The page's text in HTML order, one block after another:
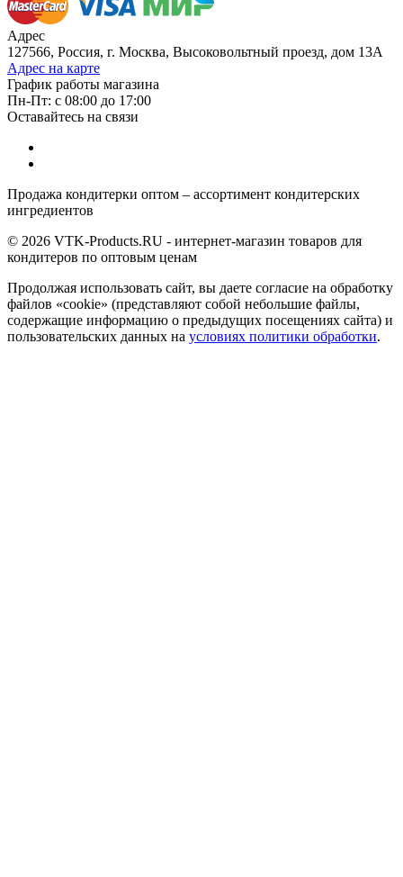
Адрес
127566, Россия, г. Москва, Высоковольтный проезд, дом 13А
Адрес на карте
График работы магазина
Пн-Пт: с 08:00 до 17:00
Оставайтесь на связи
Продажа кондитерки оптом – ассортимент кондитерских
ингредиентов
© 2026 VTK-Products.RU - интернет-магазин товаров для
кондитеров по оптовым ценам
Продолжая использовать сайт, вы даете согласие на обработку
файлов «cookie» (представляют собой небольшие файлы,
содержащие информацию о предыдущих посещениях сайта) и
пользовательских данных на условиях политики обработки.